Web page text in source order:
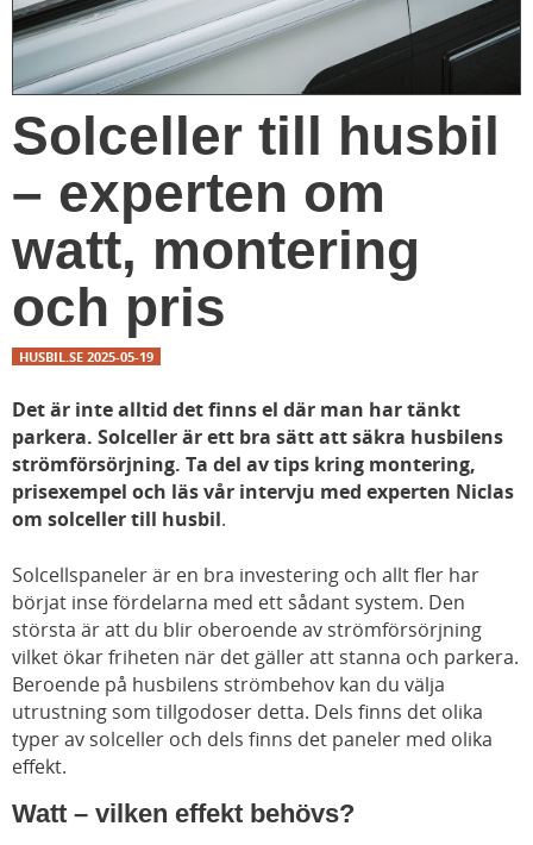
Solceller till husbil
– experten om
watt, montering
och pris
HUSBIL.SE 2025-05-19
Det är inte alltid det finns el där man har tänkt
parkera. Solceller är ett bra sätt att säkra husbilens
strömförsörjning. Ta del av tips kring montering,
prisexempel och läs vår intervju med experten Niclas
om solceller till husbil.
Solcellspaneler är en bra investering och allt fler har
börjat inse fördelarna med ett sådant system. Den
största är att du blir oberoende av strömförsörjning
vilket ökar friheten när det gäller att stanna och parkera.
Beroende på husbilens strömbehov kan du välja
utrustning som tillgodoser detta. Dels finns det olika
typer av solceller och dels finns det paneler med olika
effekt.
Watt – vilken effekt behövs?